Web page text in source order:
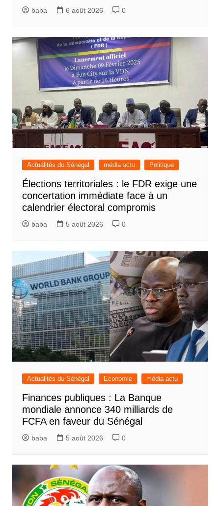
baba 6 août 2026 0
Actualités du Sénégal média actu Politique
Élections territoriales : le FDR exige une
concertation immédiate face à un
calendrier électoral compromis
baba 5 août 2026 0
Actualités du Sénégal Economie média actu
Finances publiques : La Banque
mondiale annonce 340 milliards de
FCFA en faveur du Sénégal
baba 5 août 2026 0